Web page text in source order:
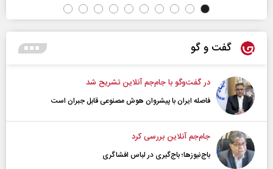
گفت و گو
در گفت‌و‌گو با جام‌جم آنلاین تشریح شد
فاصله ایران با پیشرو‌ان هوش مصنوعی قابل جبران است
جام‌جم آنلاین بررسی کرد
باج‌نیوزها؛ باج‌گیری در لباس افشاگری